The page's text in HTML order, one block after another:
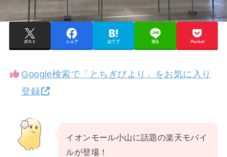
ポスト シェア はてブ 送る Pocket
Google検索で「とちぎびより」をお気に入り
登録
イオンモール小山に話題の楽天モバイ
ルが登場！